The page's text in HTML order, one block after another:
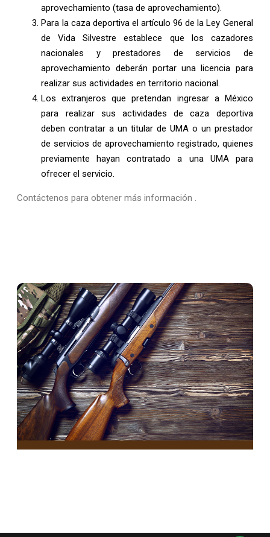
aprovechamiento (tasa de aprovechamiento).
Para la caza deportiva el artículo 96 de la Ley General
de Vida Silvestre establece que los cazadores
nacionales y prestadores de servicios de
aprovechamiento deberán portar una licencia para
realizar sus actividades en territorio nacional.
Los extranjeros que pretendan ingresar a México
para realizar sus actividades de caza deportiva
deben contratar a un titular de UMA o un prestador
de servicios de aprovechamiento registrado, quienes
previamente hayan contratado a una UMA para
ofrecer el servicio.
Contáctenos para obtener más información .